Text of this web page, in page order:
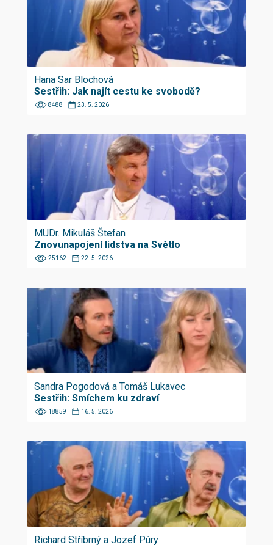
Hana Sar Blochová
Sestřih: Jak najít cestu ke svobodě?
8488 23. 5. 2026
MUDr. Mikuláš Štefan
Znovunapojení lidstva na Světlo
25162 22. 5. 2026
Sandra Pogodová a Tomáš Lukavec
Sestřih: Smíchem ku zdraví
18859 16. 5. 2026
Richard Stříbrný a Jozef Púry